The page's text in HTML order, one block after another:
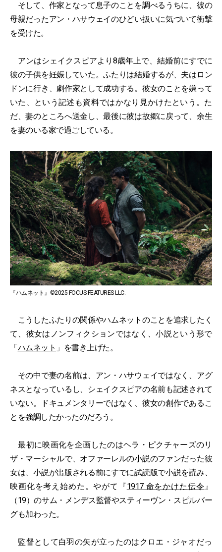
そして、作家となって息子のことを調べるうちに、彼の
母親だったアン・ハサウェイのひどい扱いに気づいて衝撃
を受けた。
アンはシェイクスピアより8歳年上で、結婚前にすでに
彼の子供を妊娠していた。ふたりは結婚するが、夫はロン
ドンに行き、劇作家として成功する。彼女のことを嫌って
いた、という記述も資料ではかなり見かけたという。た
だ、妻のところへ送金し、最後に彼は故郷に戻って、余生
を妻のいる家で過ごしている。
『ハムネット』©2025 FOCUS FEATURES LLC.
こうしたふたりの関係やハムネットのことを追求したく
て、彼女はノンフィクションではなく、小説という形で
「 ハムネット 」を書き上げた。
その中で妻の名前は、アン・ハサウェイではなく、アグ
ネスとなっているし、シェイクスピアの名前も記述されて
いない。ドキュメンタリーではなく、彼女の創作であるこ
とを強調したかったのだろう。
最初に映画化を企画したのはヘラ・ピクチャーズのリ
ザ・マーシャルで、オファーレルの小説のファンだった彼
女は、小説が出版される前にすでに試読版で小説を読み、
映画化を考え始めた。やがて『1917 命をかけた伝令 』
（19）のサム・メンデス監督やスティーヴン・スピルバー
グも加わった。
監督として白羽の矢が立ったのはクロエ・ジャオだっ